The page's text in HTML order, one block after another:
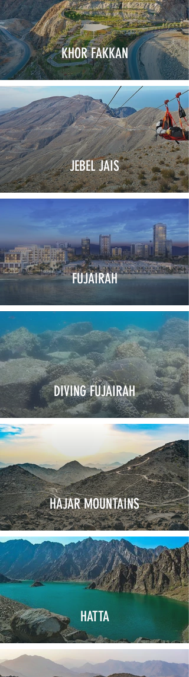
KHOR FAKKAN
JEBEL JAIS
FUJAIRAH
DIVING FUJAIRAH
HAJAR MOUNTAINS
HATTA